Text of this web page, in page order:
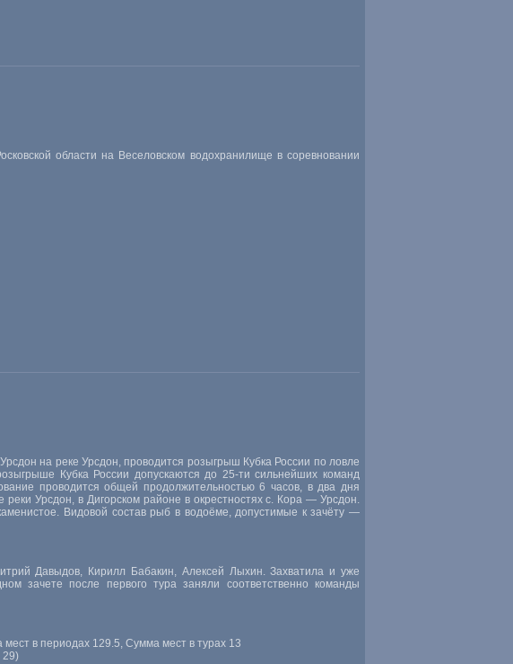
области на Веселовском водохранилище в соревновании
на реке Урсдон, проводится розыгрыш Кубка России по ловле
Кубка России допускаются до 25-ти сильнейших команд
проводится общей продолжительностью 6 часов, в два дня
Урсдон, в Дигорском районе в окрестностях с. Кора — Урсдон.
Видовой состав рыб в водоёме, допустимые к зачёту —
Давыдов, Кирилл Бабакин, Алексей Лыхин. Захватила и уже
зачете после первого тура заняли соответственно команды
в периодах 129.5, Сумма мест в турах 13
29)